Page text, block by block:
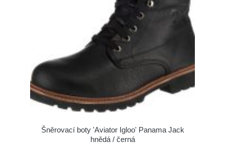
Šněrovací boty 'Aviator Igloo' Panama Jack
hnědá / černá